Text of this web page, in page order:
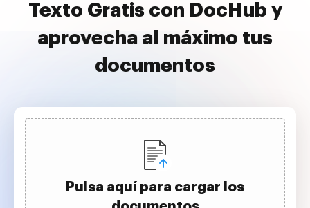
Texto Gratis con DocHub y
aprovecha al máximo tus
documentos
Pulsa aquí para cargar los